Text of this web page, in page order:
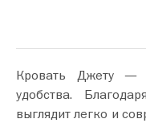
Кровать Джету —
удобства.
выглядит легко и